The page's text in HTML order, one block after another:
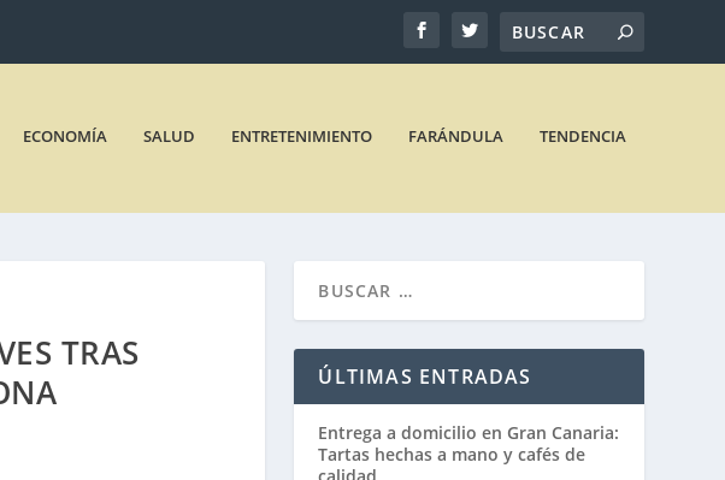
ECONOMÍA SALUD ENTRETENIMIENTO FARÁNDULA TENDENCIA
TRAS
ÚLTIMAS ENTRADAS
Entrega a domicilio en Gran Canaria:
Tartas hechas a mano y cafés de